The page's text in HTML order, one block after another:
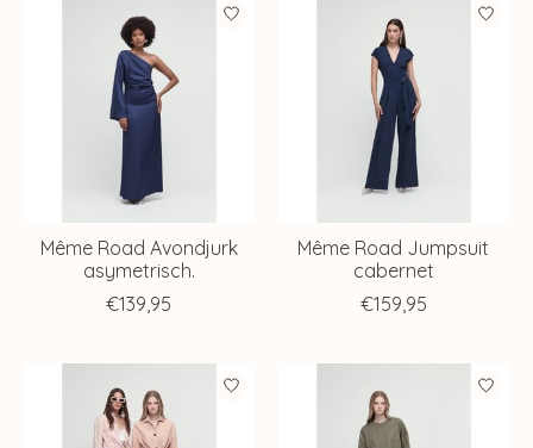
Même Road Avondjurk
asymetrisch.
€139,95
Même Road Jumpsuit
cabernet
€159,95